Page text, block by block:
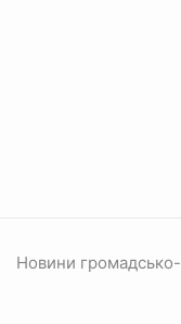
Новини